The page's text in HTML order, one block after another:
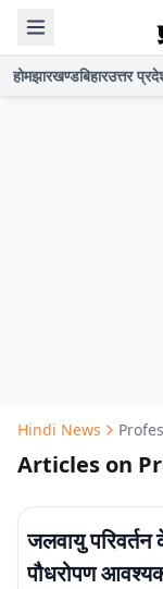
होमझारखण्डबिहारउत्तर
Hindi News
Articles on
जलवायु
पौधरोपण